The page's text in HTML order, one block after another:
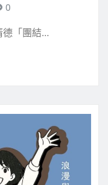
0
德「團結…